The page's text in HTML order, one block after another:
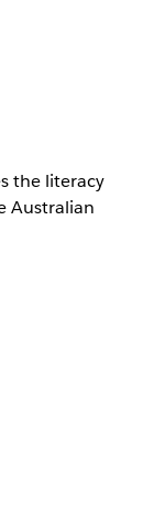
the literacy
Australian